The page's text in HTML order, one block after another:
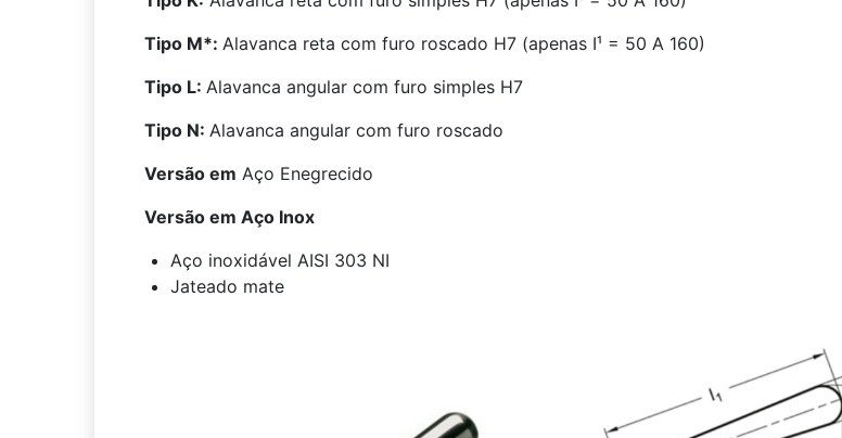
Tipo M*: Alavanca reta com furo roscado H7 (apenas I¹ = 50 A 160)
Tipo L: Alavanca angular com furo simples H7
Tipo N: Alavanca angular com furo roscado
Versão em Aço Enegrecido
Versão em Aço Inox
Aço inoxidável AISI 303 NI
Jateado mate